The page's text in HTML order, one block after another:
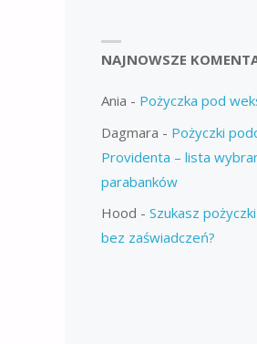
NAJNOWSZE
Ania - Pożyczka pod
Dagmara - Pożyczki
Providenta – lista
parabanków
Hood - Szukasz
bez zaświadczeń?